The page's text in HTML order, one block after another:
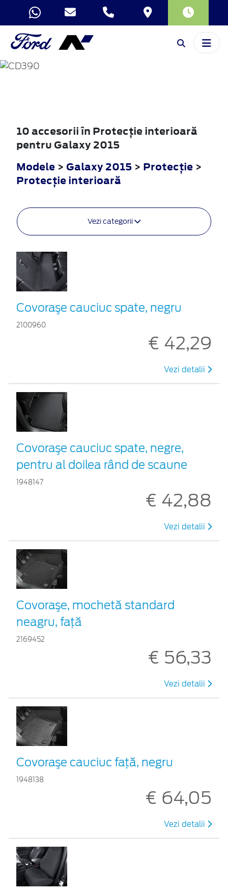
GALAXY
10 accesorii în Protecţie interioară
pentru Galaxy 2015
Modele > Galaxy 2015 > Protecţie >
Protecţie interioară
Vezi categorii
Covoraşe cauciuc spate, negru
2100960
€ 42,29
Vezi detalii
Covoraşe cauciuc spate, negre,
pentru al doilea rând de scaune
1948147
€ 42,88
Vezi detalii
Covoraşe, mochetă standard
neagru, faţă
2169452
€ 56,33
Vezi detalii
Covoraşe cauciuc faţă, negru
1948138
€ 64,05
Vezi detalii